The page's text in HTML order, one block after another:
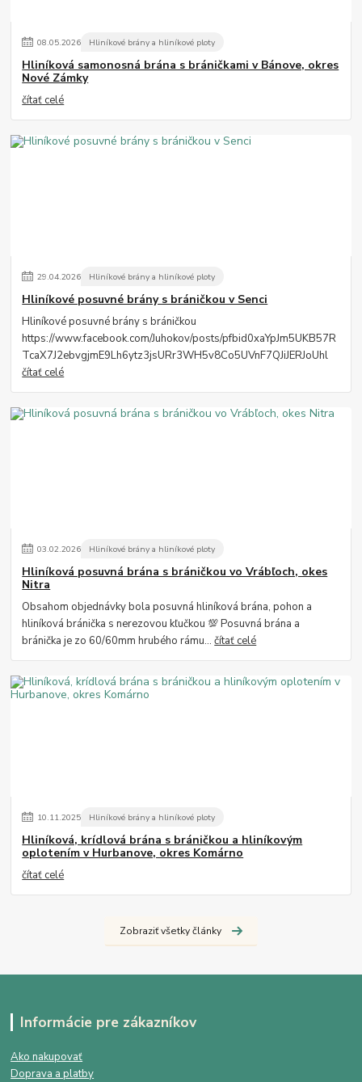
08.05.2026 Hliníkové brány a hliníkové ploty
Hliníková samonosná brána s bráničkami v Bánove, okres
Nové Zámky
čítať celé
29.04.2026 Hliníkové brány a hliníkové ploty
Hliníkové posuvné brány s bráničkou v Senci
Hliníkové posuvné brány s bráničkou
https://www.facebook.com/Juhokov/posts/pfbid0xaYpJm5UKB57R
TcaX7J2ebvgjmE9Lh6ytz3jsURr3WH5v8Co5UVnF7QJiJERJoUhl
čítať celé
03.02.2026 Hliníkové brány a hliníkové ploty
Hliníková posuvná brána s bráničkou vo Vrábľoch, okes
Nitra
Obsahom objednávky bola posuvná hliníková brána, pohon a
hliníková bránička s nerezovou kľučkou 💯 Posuvná brána a
bránička je zo 60/60mm hrubého rámu...čítať celé
10.11.2025 Hliníkové brány a hliníkové ploty
Hliníková, krídlová brána s bráničkou a hliníkovým
oplotením v Hurbanove, okres Komárno
čítať celé
Zobraziť všetky články
Informácie pre zákazníkov
Ako nakupovať
Doprava a platby